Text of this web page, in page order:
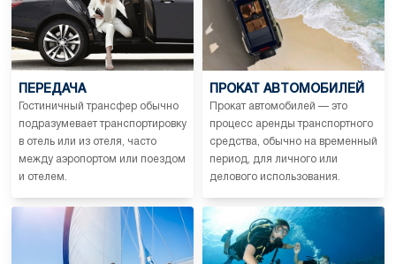
ПЕРЕДАЧА
Гостиничный трансфер обычно
подразумевает транспортировку
в отель или из отеля, часто
между аэропортом или поездом
и отелем.
ПРОКАТ АВТОМОБИЛЕЙ
Прокат автомобилей — это
процесс аренды транспортного
средства, обычно на временный
период, для личного или
делового использования.